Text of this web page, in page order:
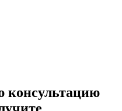
консультацию